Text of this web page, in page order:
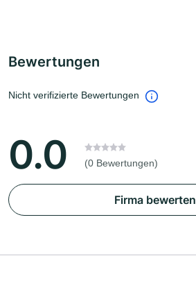
Bewertungen
Nicht verifizierte Bewertungen
0.0 (0 Bewertungen)
Firma bewerten